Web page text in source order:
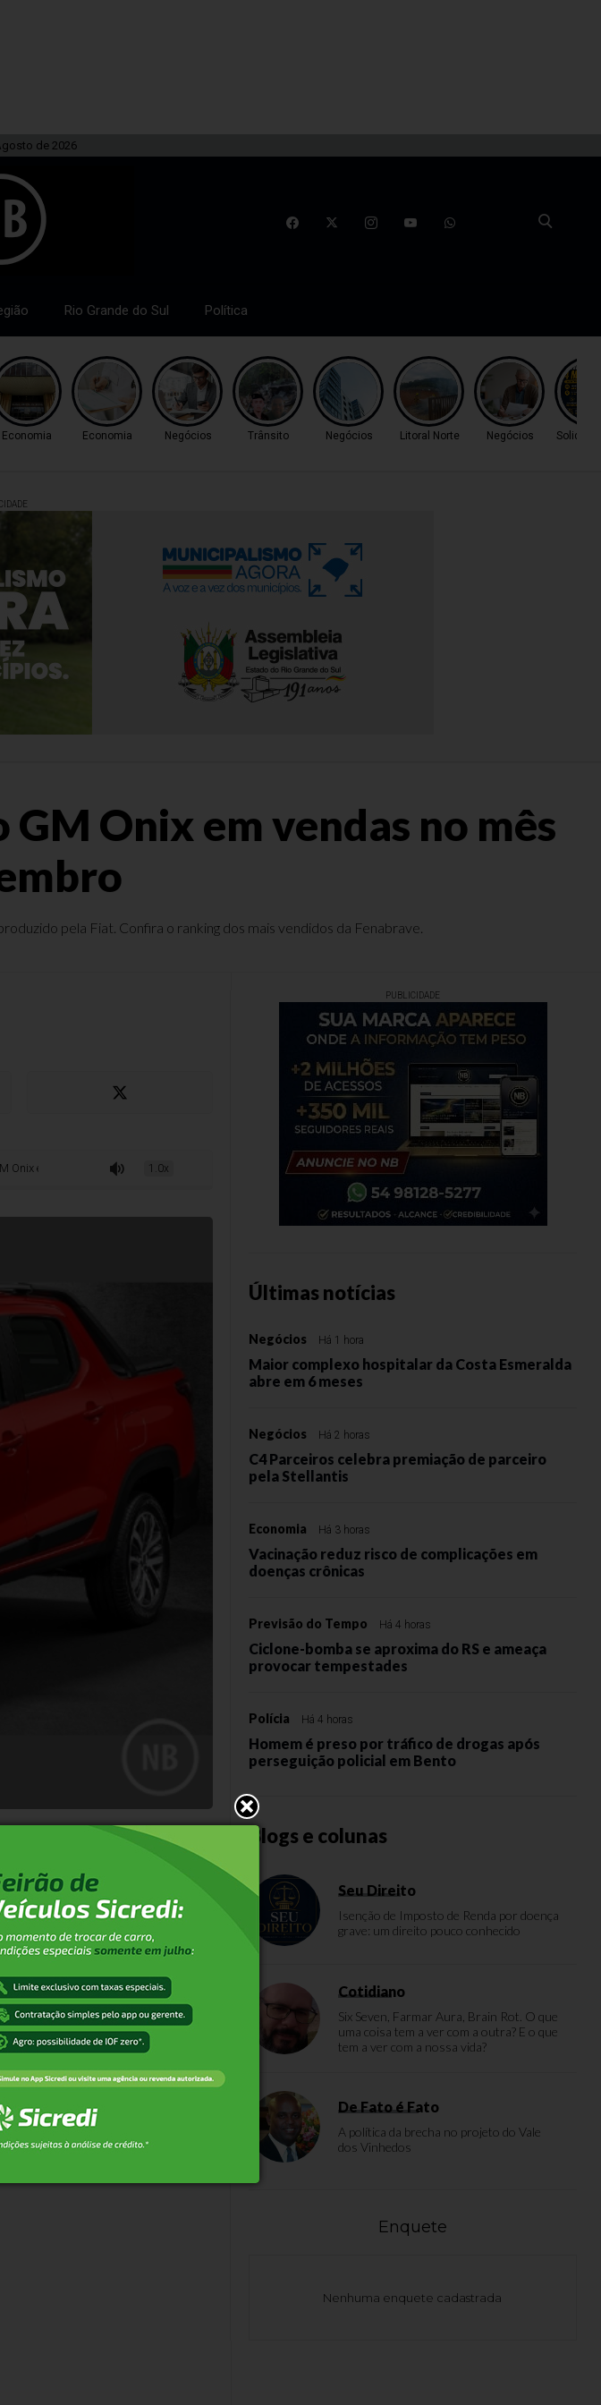
de 2026
Rio Grande do Sul Política
Economia Economia Negócios Trânsito Negócios Litoral Norte Negócios
GM Onix em vendas no mês
pela Fiat. Confira o ranking dos mais vendidos da Fenabrave.
vendas no mês de setembro1.0x
levantamento publicado
vendidos no mês,
um em cada cinco
em setembro. A
continua liderando
(82.720).
. Segundo o
11.873 unidades
enquanto o Volkswagen Gol
cinco modelos entre os dez
PUBLICIDADE
Últimas notícias
Negócios Há 1 hora
Maior complexo hospitalar da Costa Esmeralda
abre em 6 meses
Negócios Há 2 horas
C4 Parceiros celebra premiação de parceiro
pela Stellantis
Economia Há 3 horas
Vacinação reduz risco de complicações em
doenças crônicas
Previsão do Tempo Há 4 horas
Ciclone-bomba se aproxima do RS e ameaça
provocar tempestades
Polícia Há 4 horas
Homem é preso por tráfico de drogas após
perseguição policial em Bento
Blogs e colunas
Seu Direito
Isenção de Imposto de Renda por doença
grave: um direito pouco conhecido
Cotidiano
Six Seven, Farmar Aura, Brain Rot. O que
uma coisa tem a ver com a outra? E o que
tem a ver com a nossa vida?
De Fato é Fato
A política da brecha no projeto do Vale
dos Vinhedos
Enquete
Nenhuma enquete cadastrada